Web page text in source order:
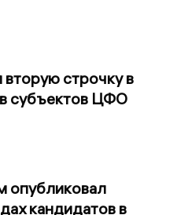
строчку в
субъектов ЦФО
опубликовал
кандидатов в